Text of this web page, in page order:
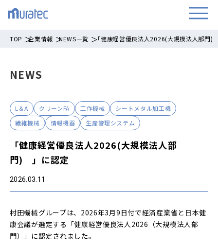
TOP 企業情報 NEWS一覧 「健康経営優良法人2026(大規模法人部門
NEWS
L＆A クリーンFA 工作機械
シートメタル加工機
繊維機械
情報機器 生産管理システム
「健康経営優良法人2026(大規模法人部
門) 」に認定
2026.03.11
村田機械グループは、2026年3月9日付で経済産業省と日本健
康会議が選定する「健康経営優良法人2026（大規模法人部
門）」に認定されました。